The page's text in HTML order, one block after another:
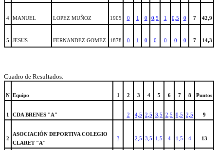
4 MANUEL LOPEZ MUÑOZ 1905 0 1 0 0,5 1 0,5 0 7 42,9
5 JESUS FERNANDEZ GOMEZ 1878 0 1 0 0 0 0 0 7 14,3
Cuadro de Resultados:
N Equipo 1 2 3 4 5 6 7 8 Puntos
1 CDA BRENES "A" 2 4,5 2,5 3,5 2,5 0,5 2,5 9
2
ASOCIACIÓN DEPORTIVA COLEGIO
CLARET "A"
3 2,5 3,5 1,5 4 1,5 4 13